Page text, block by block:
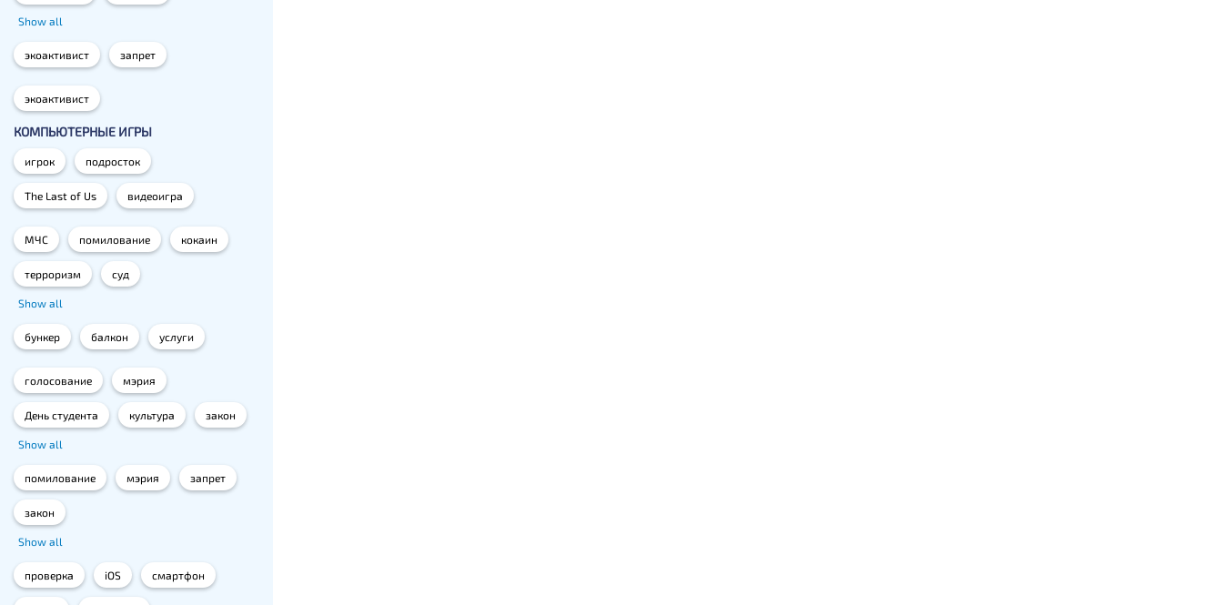
Show all
экоактивист запрет
экоактивист
КОМПЬЮТЕРНЫЕ ИГРЫ
игрок подросток
The Last of Us видеоигра
МЧС помилование кокаин
терроризм суд
Show all
бункер балкон услуги
голосование мэрия
День студента культура закон
Show all
помилование мэрия запрет
закон
Show all
проверка iOS смартфон